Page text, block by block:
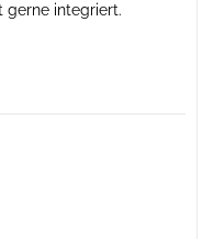
gerne integriert.